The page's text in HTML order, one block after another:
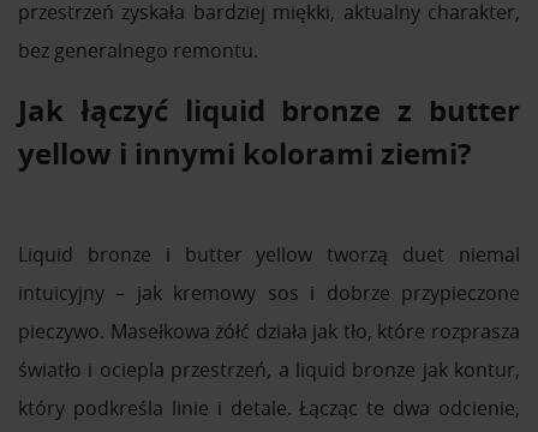
przestrzeń zyskała bardziej miękki, aktualny charakter,
bez generalnego remontu.
Jak łączyć liquid bronze z butter
yellow i innymi kolorami ziemi?
Liquid bronze i butter yellow tworzą duet niemal
intuicyjny – jak kremowy sos i dobrze przypieczone
pieczywo. Masełkowa żółć działa jak tło, które rozprasza
światło i ociepla przestrzeń, a liquid bronze jak kontur,
który podkreśla linie i detale. Łącząc te dwa odcienie,